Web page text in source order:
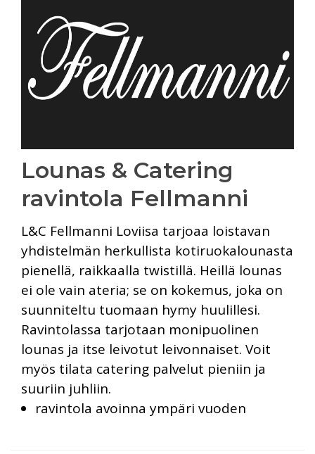
Lounas & Catering
ravintola Fellmanni
L&C Fellmanni Loviisa tarjoaa loistavan
yhdistelmän herkullista kotiruokalounasta
pienellä, raikkaalla twistillä. Heillä lounas
ei ole vain ateria; se on kokemus, joka on
suunniteltu tuomaan hymy huulillesi.
Ravintolassa tarjotaan monipuolinen
lounas ja itse leivotut leivonnaiset. Voit
myös tilata catering palvelut pieniin ja
suuriin juhliin.
ravintola avoinna ympäri vuoden